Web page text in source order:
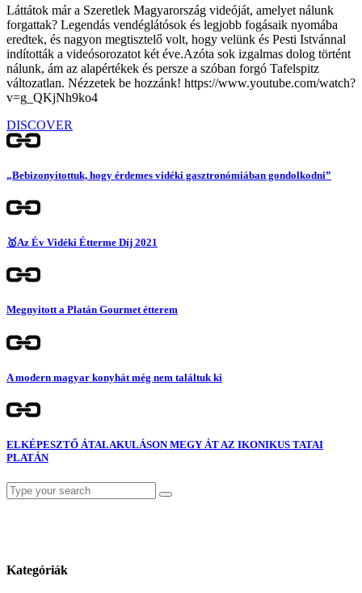
Láttátok már a Szeretlek Magyarország videóját, amelyet nálunk
forgattak? Legendás vendéglátósok és legjobb fogásaik nyomába
eredtek, és nagyon megtisztelő volt, hogy velünk és Pesti Istvánnal
indították a videósorozatot két éve.Azóta sok izgalmas dolog történt
nálunk, ám az alapértékek és persze a szóban forgó Tafelspitz
változatlan. Nézzetek be hozzánk! https://www.youtube.com/watch?
v=g_QKjNh9ko4
DISCOVER
„Bebizonyítottuk, hogy érdemes vidéki gasztronómiában gondolkodni”
🥇Az Év Vidéki Étterme Díj 2021
Megnyitott a Platán Gourmet étterem
A modern magyar konyhát még nem találtuk ki
ELKÉPESZTŐ ÁTALAKULÁSON MEGY ÁT AZ IKONIKUS TATAI
PLATÁN
Search
for:
Kategóriák